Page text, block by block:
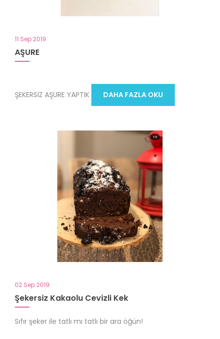
11 Sep 2019
AŞURE
ŞEKERSİZ AŞURE YAPTIK DAHA FAZLA OKU
02 Sep 2019
Şekersiz Kakaolu Cevizli Kek
Sıfır şeker ile tatlı mı tatlı bir ara öğün!